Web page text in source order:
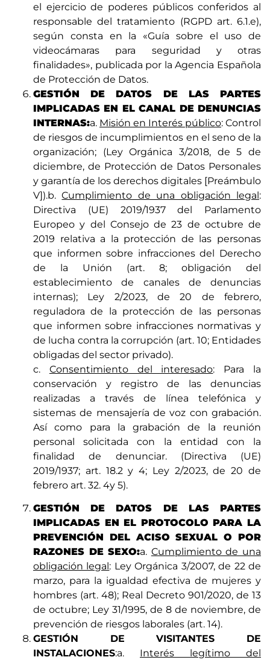
el ejercicio de poderes públicos conferidos al
responsable del tratamiento (RGPD art. 6.1.e),
según consta en la «Guía sobre el uso de
videocámaras para seguridad y otras
finalidades», publicada por la Agencia Española
de Protección de Datos.
GESTIÓN DE DATOS DE LAS PARTES
IMPLICADAS EN EL CANAL DE DENUNCIAS
INTERNAS:a. Misión en Interés público: Control
de riesgos de incumplimientos en el seno de la
organización; (Ley Orgánica 3/2018, de 5 de
diciembre, de Protección de Datos Personales
y garantía de los derechos digitales [Preámbulo
V]).b.Cumplimiento de una obligación legal:
Directiva (UE) 2019/1937 del Parlamento
Europeo y del Consejo de 23 de octubre de
2019 relativa a la protección de las personas
que informen sobre infracciones del Derecho
de la Unión (art. 8; obligación del
establecimiento de canales de denuncias
internas); Ley 2/2023, de 20 de febrero,
reguladora de la protección de las personas
que informen sobre infracciones normativas y
de lucha contra la corrupción (art. 10; Entidades
obligadas del sector privado).
c. Consentimiento del interesado: Para la
conservación y registro de las denuncias
realizadas a través de línea telefónica y
sistemas de mensajería de voz con grabación.
Así como para la grabación de la reunión
personal solicitada con la entidad con la
finalidad de denunciar. (Directiva (UE)
2019/1937; art. 18.2 y 4; Ley 2/2023, de 20 de
febrero art. 32. 4y 5).
GESTIÓN DE DATOS DE LAS PARTES
IMPLICADAS EN EL PROTOCOLO PARA LA
PREVENCIÓN DEL ACISO SEXUAL O POR
RAZONES DE SEXO:a. Cumplimiento de una
obligación legal: Ley Orgánica 3/2007, de 22 de
marzo, para la igualdad efectiva de mujeres y
hombres (art. 48); Real Decreto 901/2020, de 13
de octubre; Ley 31/1995, de 8 de noviembre, de
prevención de riesgos laborales (art. 14).
GESTIÓN DE VISITANTES DE
INSTALACIONES:a. Interés legítimo del